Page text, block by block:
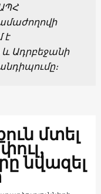
է
Ադրբեջանի
մտել
նվազել